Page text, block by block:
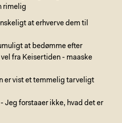
rimelig
at erhverve dem til
at bedømme efter
fra Keisertiden - maaske
er vist et temmelig tarveligt
forstaaer ikke, hvad det er